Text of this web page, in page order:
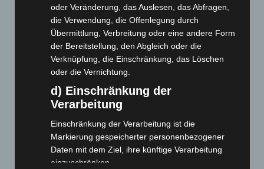
Webseite
Cashback-Aktion
Händler werden
Home
Gemeinsam spenden
Jobs
Kontakt
Reklamation einreichen
oder Veränderung, das Auslesen, das Abfragen,
die Verwendung, die Offenlegung durch
Übermittlung, Verbreitung oder eine andere Form
der Bereitstellung, den Abgleich oder die
Verknüpfung, die Einschränkung, das Löschen
oder die Vernichtung.
d) Einschränkung der
Verarbeitung
Einschränkung der Verarbeitung ist die
Markierung gespeicherter personenbezogener
Daten mit dem Ziel, ihre künftige Verarbeitung
einzuschränken.